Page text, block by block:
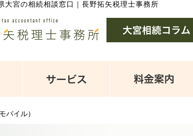
大宮の相続相談窓口｜長野拓矢税理士事務所
バイル）